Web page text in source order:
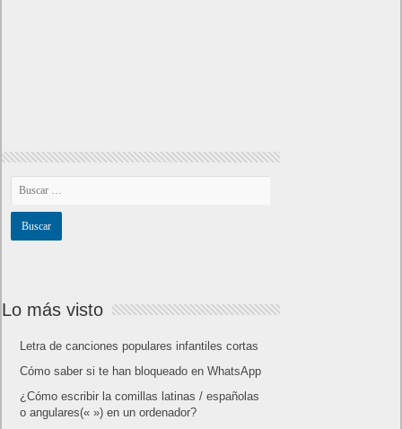
Lo más visto
Letra de canciones populares infantiles cortas
Cómo saber si te han bloqueado en WhatsApp
¿Cómo escribir la comillas latinas / españolas
o angulares(« ») en un ordenador?